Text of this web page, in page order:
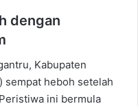
dengan
Kabupaten
sempat heboh setelah
ini bermula